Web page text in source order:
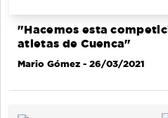
"Hacemos esta
atletas de Cuenca"
Mario Gómez - 26/03/2021